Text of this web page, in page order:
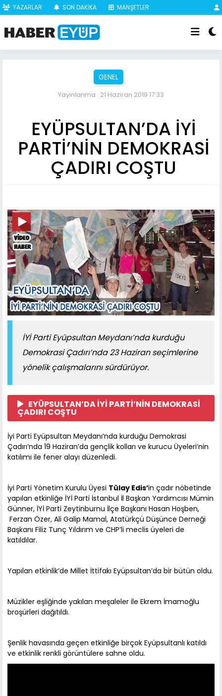
YAZARLAR SON DAKİKA MANŞETLER
GENEL
Yayınlanma : 21 Haziran 2019 17:33
EYÜPSULTAN’DA İYİ
PARTİ’NİN DEMOKRASİ
ÇADIRI COŞTU
İYİ Parti Eyüpsultan Meydanı’nda kurduğu
Demokrasi Çadırı’nda 23 Haziran seçimlerine
yönelik çalışmalarını sürdürüyor.
EYÜPSULTAN’DA İYİ PARTİ’NİN DEMOKRASİ
ÇADIRI COŞTU
İyi Parti Eyüpsultan Meydanı’nda kurduğu Demokrasi
Çadırı’nda 19 Haziran’da gençlik kolları ve kurucu Üyeleri’nin
katılımı ile fener alayı düzenledi.
İyi Parti Yönetim Kurulu Üyesi Tülay Edis’in çadır nöbetinde
yapılan etkinliğe İYİ Parti İstanbul İl Başkan Yardımcısı Mümin
Günner, İYİ Parti Zeytinburnu İlçe Başkanı Hasan Hoşben,
Ferzan Özer, Ali Galip Mamal, Atatürkçü Düşünce Derneği
Başkanı Filiz Tunç Yıldırım ve CHP’li meclis üyeleri de
katıldılar.
Yapılan etkinlik’de Millet İttifakı Eyüpsultan’da bir bütün oldu.
Müzikler eşliğinde yakılan meşaleler ile Ekrem İmamoğlu
broşürleri dağıtıldı.
Şenlik havasında geçen etkinliğe birçok Eyüpsultanlı katıldı
ve etkinlik renkli görüntülere sahne oldu.